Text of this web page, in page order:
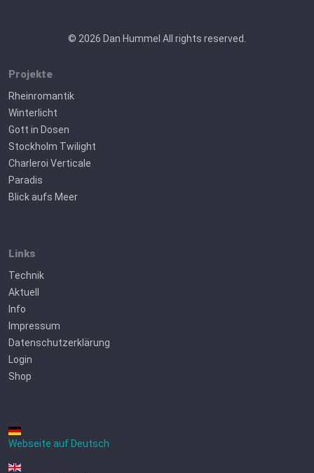
© 2026 Dan Hummel All rights reserved.
Projekte
Rheinromantik
Winterlicht
Gott in Dosen
Stockholm Twilight
Charleroi Verticale
Paradis
Blick aufs Meer
Links
Technik
Aktuell
Info
Impressum
Datenschutzerklärung
Login
Shop
Webseite auf Deutsch